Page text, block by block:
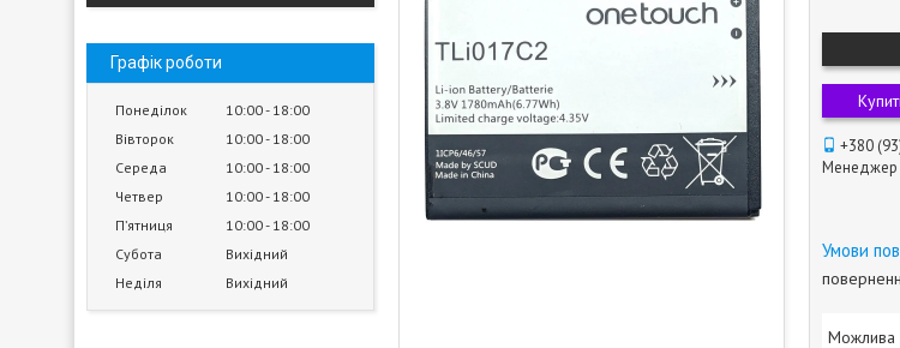
Графік роботи
Понеділок 10:00 18:00
Вівторок
10:00 18:00
Середа
10:00 18:00
Четвер
10:00 18:00
Пʼятниця
10:00 18:00
Субота
Вихідний
Неділя
Вихідний
+380
Менеджер